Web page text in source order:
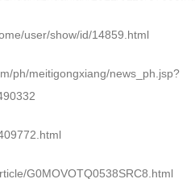
user/show/id/14859.html
ph/meitigongxiang/news_ph.jsp?
G0MOVOTQ0538SRC8.html